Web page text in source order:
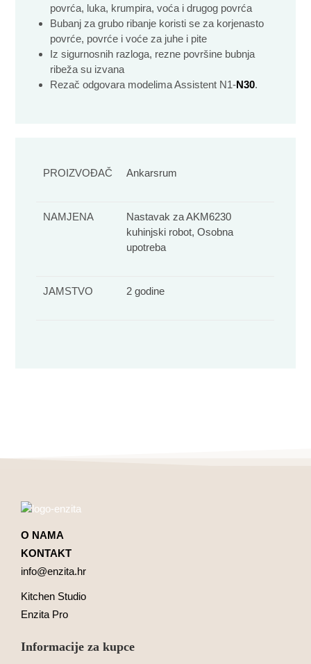
povrća, luka, krumpira, voća i drugog povrća
Bubanj za grubo ribanje koristi se za korjenasto
povrće, povrće i voće za juhe i pite
Iz sigurnosnih razloga, rezne površine bubnja
ribeža su izvana
Rezač odgovara modelima Assistent N1-N30.
PROIZVOĐAČ Ankarsrum
NAMJENA
Nastavak za AKM6230
kuhinjski robot, Osobna
upotreba
JAMSTVO 2 godine
O NAMA
KONTAKT
info@enzita.hr
Kitchen Studio
Enzita Pro
Informacije za kupce